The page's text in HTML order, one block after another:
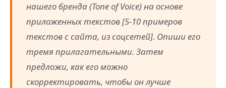
нашего бренда (Tone of Voice) на основе
приложенных текстов [5-10 примеров
текстов с сайта, из соцсетей]. Опиши его
тремя прилагательными. Затем
предложи, как его можно
скорректировать, чтобы он лучше